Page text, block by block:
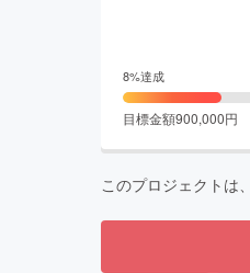
8%達成
目標金額900,000円
このプロジェクトは、